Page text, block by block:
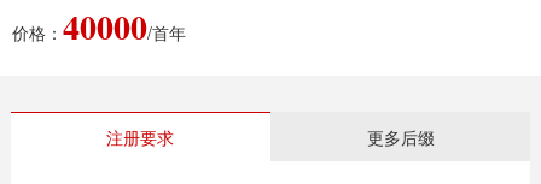
价格： 40000/首年
注册要求 更多后缀